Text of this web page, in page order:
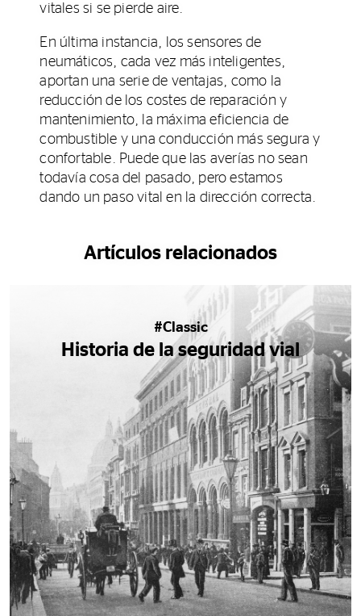
vitales si se pierde aire.
En última instancia, los sensores de
neumáticos, cada vez más inteligentes,
aportan una serie de ventajas, como la
reducción de los costes de reparación y
mantenimiento, la máxima eficiencia de
combustible y una conducción más segura y
confortable. Puede que las averías no sean
todavía cosa del pasado, pero estamos
dando un paso vital en la dirección correcta.
Artículos relacionados
#Classic
Historia de la seguridad vial